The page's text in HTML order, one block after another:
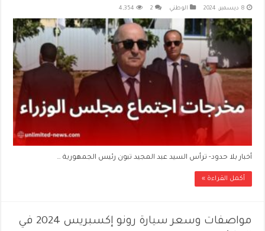
8 ديسمبر، 2024 الوطني 2
4,354
أخبار بلا حدود- ترأس السيد عبد المجيد تبون رئيس الجمهورية …
أكمل القراءة »
مواصفات وسعر سيارة رونو إكسبريس 2024 في